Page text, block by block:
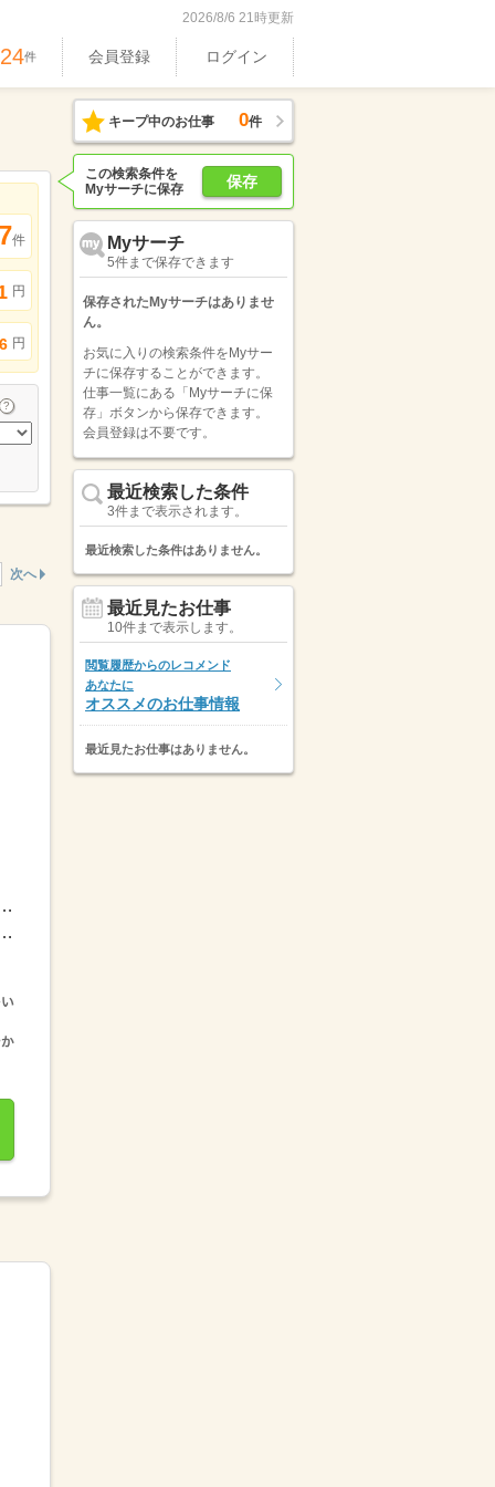
2026/8/6 21時更新
件 会員登録 ログイン
件
円
円
次へ
！（1） 7：50～17：00（2） 8：50～18：00...
★曜日固定相談OK【休日】週休2日以上※シフ...
キープ中のお仕事 0件
保存
この検索条件を
Myサーチに保存
Myサーチ
5件まで保存できます
保存されたMyサーチはありませ
ん。
お気に入りの検索条件をMyサー
チに保存することができます。
仕事一覧にある「Myサーチに保
存」ボタンから保存できます。
会員登録は不要です。
最近検索した条件
3件まで表示されます。
最近検索した条件はありません。
最近見たお仕事
10件まで表示します。
閲覧履歴からのレコメンド
あなたに
オススメのお仕事情報
最近見たお仕事はありません。